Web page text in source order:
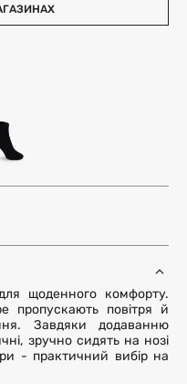
щоденного комфорту.
пропускають повітря й
Завдяки додаванню
зручно сидять на нозі
- практичний вибір на